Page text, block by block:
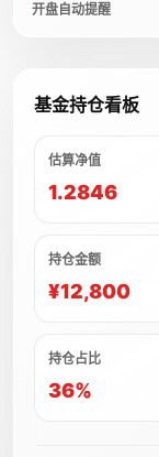
开盘自动提醒
基金持仓看板
估算净值
1.2846
持仓金额
¥12,800
持仓占比
36%